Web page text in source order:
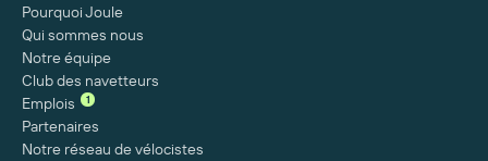
Pourquoi Joule
Qui sommes nous
Notre équipe
Club des navetteurs
Emplois
1
Partenaires
Notre réseau de vélocistes